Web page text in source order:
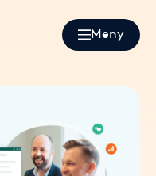
Meny